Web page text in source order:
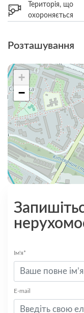
Територія, що
охороняється
Розташування
+
−
Ім'я*
E-mail